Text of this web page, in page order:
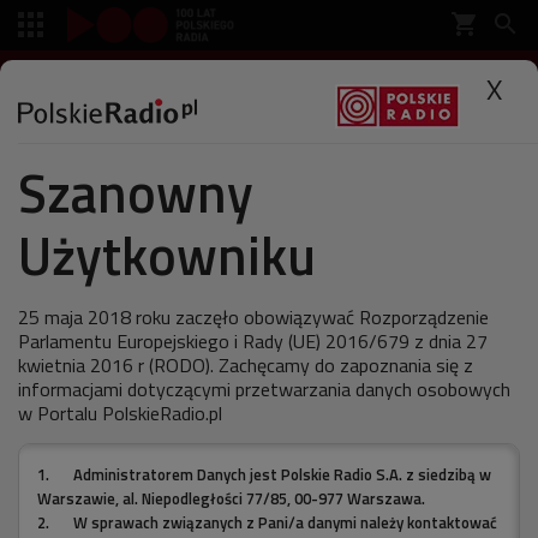
 X
Szanowny
Użytkowniku
25 maja 2018 roku zaczęło obowiązywać Rozporządzenie
Parlamentu Europejskiego i Rady (UE) 2016/679 z dnia 27
kwietnia 2016 r (RODO). Zachęcamy do zapoznania się z
informacjami dotyczącymi przetwarzania danych osobowych
w Portalu PolskieRadio.pl
1.
Administratorem Danych jest Polskie Radio S.A. z siedzibą w
Warszawie, al. Niepodległości 77/85, 00-977 Warszawa.
2.
W sprawach związanych z Pani/a danymi należy kontaktować
Artykuł
Warszawski Klan jako
pierwszy wystąpił w obronie
poziomek
ostatnia aktualizacja:
01.04.2012 13:00